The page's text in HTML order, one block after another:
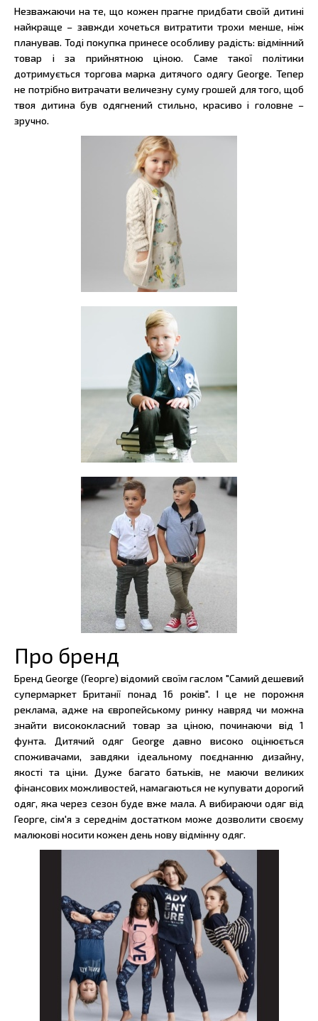
Незважаючи на те, що кожен прагне придбати своїй дитині
найкраще – завжди хочеться витратити трохи менше, ніж
планував. Тоді покупка принесе особливу радість: відмінний
товар і за прийнятною ціною. Саме такої політики
дотримується торгова марка дитячого одягу George. Тепер
не потрібно витрачати величезну суму грошей для того, щоб
твоя дитина був одягнений стильно, красиво і головне –
зручно.
Про бренд
Бренд George (Георге) відомий своїм гаслом "Самий дешевий
супермаркет Британії понад 16 років". І це не порожня
реклама, адже на європейському ринку навряд чи можна
знайти висококласний товар за ціною, починаючи від 1
фунта. Дитячий одяг George давно високо оцінюється
споживачами, завдяки ідеальному поєднанню дизайну,
якості та ціни. Дуже багато батьків, не маючи великих
фінансових можливостей, намагаються не купувати дорогий
одяг, яка через сезон буде вже мала. А вибираючи одяг від
Георге, сім'я з середнім достатком може дозволити своєму
малюкові носити кожен день нову відмінну одяг.